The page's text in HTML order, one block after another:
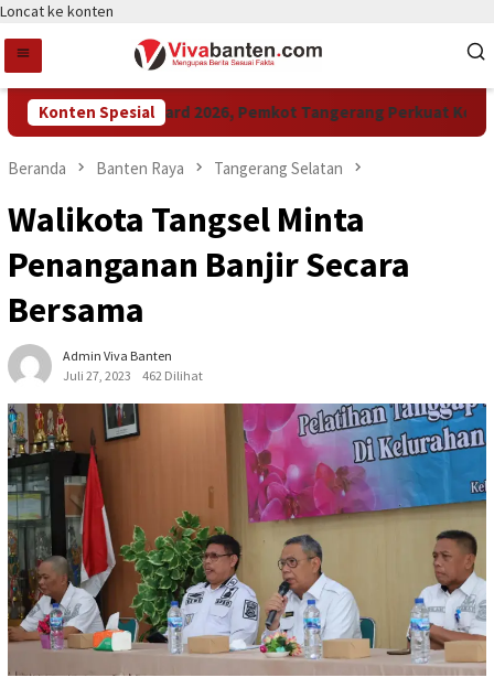
Loncat ke konten
Konten Spesial
Raih LPM Award 2026, Pemkot Tangerang Perkuat
Beranda Banten Raya Tangerang Selatan
Walikota Tangsel Minta
Penanganan Banjir Secara
Bersama
Admin Viva Banten
Juli 27, 2023
462 Dilihat